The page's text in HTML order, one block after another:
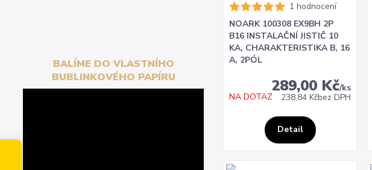
1 hodnocení
NOARK 100308 EX9BH 2P
B16 INSTALAČNÍ JISTIČ 10
KA, CHARAKTERISTIKA B, 16
A, 2PÓL
289,00 Kč/ks
238,84 Kčbez DPH
NA DOTAZ
Detail
BALÍME DO VLASTNÍHO
BUBLINKOVÉHO PAPÍRU